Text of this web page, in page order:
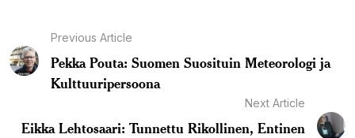
Previous Article
Pekka Pouta: Suomen Suosituin Meteorologi ja
Kulttuuripersoona
Next Article
Eikka Lehtosaari: Tunnettu Rikollinen, Entinen